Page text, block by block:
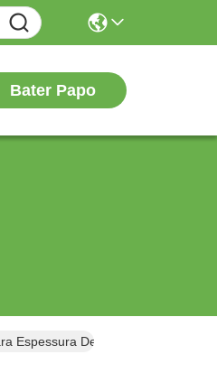
Bater Papo
Espessura De Chapa De 0,1-4 Mm